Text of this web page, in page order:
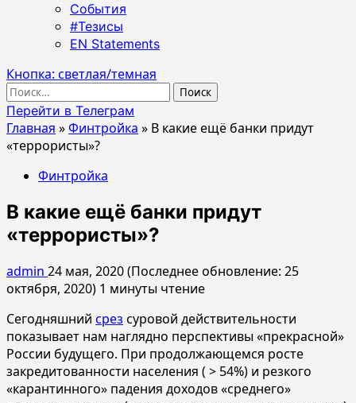
События
#Тезисы
EN Statements
Кнопка: светлая/темная
Найти:
Перейти в Телеграм
Главная »Финтройка » В какие ещё банки придут
«террористы»?
Финтройка
В какие ещё банки придут
«террористы»?
admin 24 мая, 2020 (Последнее обновление: 25
октября, 2020) 1 минуты чтение
Сегодняшний срез суровой действительности
показывает нам наглядно перспективы «прекрасной»
России будущего. При продолжающемся росте
закредитованности населения ( > 54%) и резкого
«карантинного» падения доходов «среднего»